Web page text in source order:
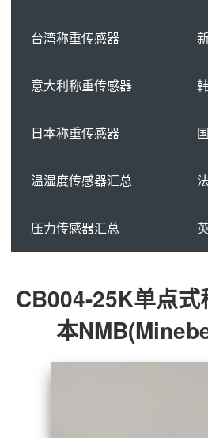
台湾称重传感器
意大利称重传感器
日本称重传感器
温湿度传感器汇总
压力传感器汇总
CB004-25K单点式
本